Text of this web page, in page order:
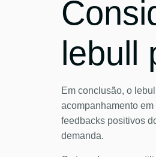
lebull
Em conclusão, o
acompanhamento
feedbacks positivos
demanda.